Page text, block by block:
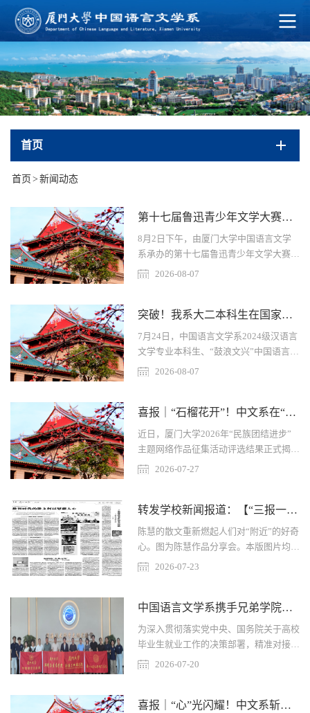
首页
首页 > 新闻动态
第十七届鲁迅青少年文学大赛全国总决赛华南分赛在厦门大学顺利举办
8月2日下午，由厦门大学中国语言文学
系承办的第十七届鲁迅青少年文学大赛高
一高二组全国总决赛华南分赛在厦门大学
2028 学年面向中小学生的全国性竞赛活
动名单》。本届赛事于 2025 年 11 月正
式启动，竞赛设置省级初赛、省级复赛、
踊跃参赛。各地文学爱好者层层角逐、同
期待在最高赛场交流切磋、...
2026-08-07
突破！我系大二本科生在国家级报刊《文艺报》发表评论文章
7月24日，中国语言文学系2024级汉语言
文学专业本科生、“鼓浪文兴”中国语言文
学拔尖学生培养基地成员刘王梵在《文艺
感潮涨潮落》的文章，扫描涉及的文学名
刊有《钟山》《江南》《山花》《福建文
学》《湖南文学》《长江文艺》。这是我
标志着中国语言文学系拔尖人才自主培养
纵深覆盖。...
2026-08-07
喜报｜“石榴花开”！中文系在“民族团结进步”主题网络作品征集活动中斩获佳绩！
近日，厦门大学2026年“民族团结进步”
主题网络作品征集活动评选结果正式揭
晓。中国语言文学系学子踊跃参赛、精心
优异成绩。中文系共有8件作品获奖，其
中一等奖1项、二等奖3项、三等奖2项、
优秀奖2项，充分展现了中文学子坚定的
精神风貌。本次活动设置“文字·民族记
影）、“映像·...
2026-07-27
转发学校新闻报道：【“三报一刊”】光明日报：数智时代的散文何以慰藉人心
陈慧的散文重新燃起人们对“附近”的好奇
心。图为陈慧作品分享会。本版图片均为
资料图片网络剧《我的阿勒泰》纪录片
片、有声书、短视频等媒介深度融合，成
为值得关注的新趋势。这不仅是文体自身
的适应性演变，更回应着当下社会日益凸
交模式日趋线上化的背景下，个体对共
代散文既发扬这个文体内向探索的思辨与
2026-07-23
中国语言文学系携手兄弟学院赴江苏联合开展 “优企引才” 定向访企拓岗促就业专项行动
为深入贯彻落实党中央、国务院关于高校
毕业生就业工作的决策部署，精准对接行
业人才需求，推动学科专业与产业发展深
环境与生态学院与公共卫生学院赴江苏开
2026-07-20
喜报｜“心”光闪耀！中文系斩获校第二届心理短视频大赛多项荣誉！